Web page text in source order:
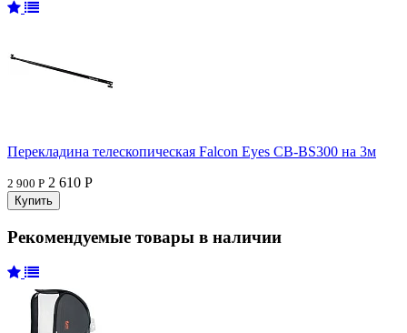
Перекладина телескопическая Falcon Eyes CB-BS300 на 3м
2 900 Р 2 610 Р
Рекомендуемые товары в наличии